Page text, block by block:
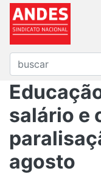
salário e
agosto